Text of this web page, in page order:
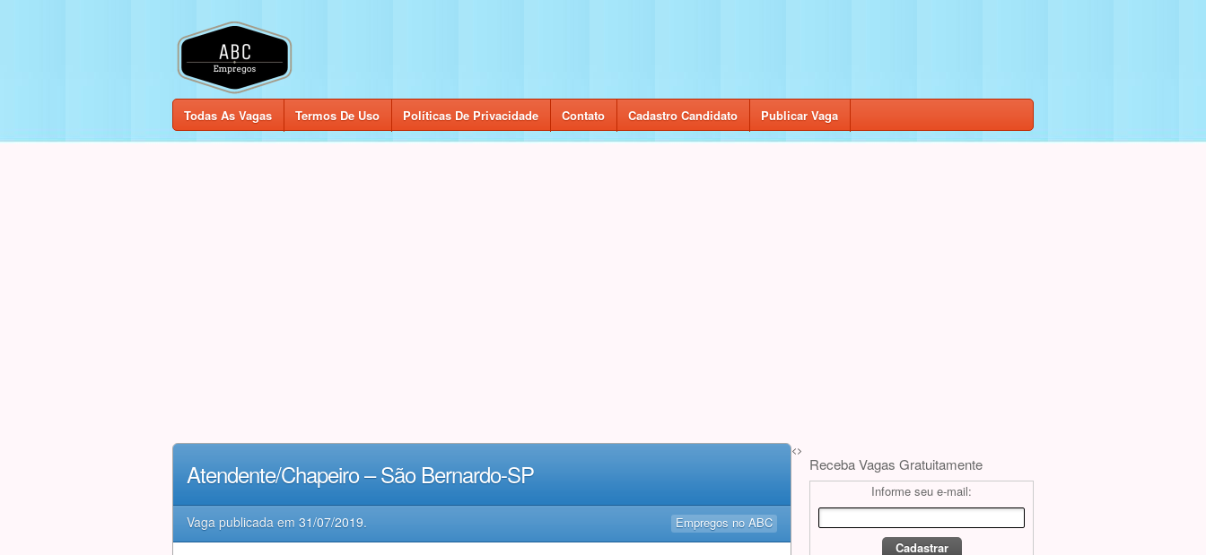
Todas As Vagas Termos De Uso Políticas De Privacidade Contato Cadastro Candidato Publicar Vaga
<>
Atendente/Chapeiro – São Bernardo-SP
Empregos no ABC
Vaga publicada em 31/07/2019.
Receba Vagas Gratuitamente
Informe seu e-mail: